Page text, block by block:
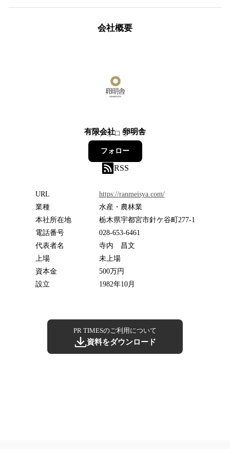
会社概要
有限会社 卵明舎
1フォロワー
フォロー
RSS
URL
https://ranmeisya.com/
業種
水産・農林業
本社所在地
栃木県宇都宮市針ケ谷町277-1
電話番号
028-653-6461
代表者名
寺内 昌文
上場
未上場
資本金
500万円
設立
1982年10月
PR TIMESのご利用について
資料をダウンロード